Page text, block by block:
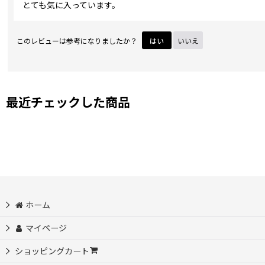
とても気に入っています。
このレビューは参考になりましたか？ はい いいえ
最近チェックした商品
ホーム
マイページ
ショッピングカート